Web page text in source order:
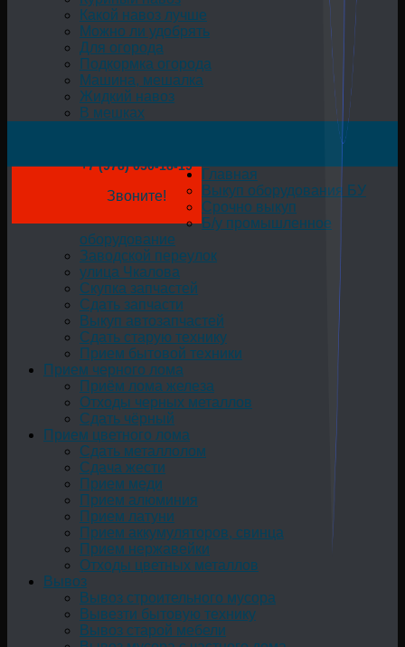
Какой навоз лучше
Можно ли удобрять
Для огорода
Подкормка огорода
Машина, мешалка
Жидкий навоз
В мешках
+7 (978) 050-18-19
Звоните!
Главная
Выкуп оборудования БУ
Срочно выкуп
Б/у промышленное
оборудование
Заводской переулок
улица Чкалова
Скупка запчастей
Сдать запчасти
Выкуп автозапчастей
Сдать старую технику
Прием бытовой техники
Прием черного лома
Приём лома железа
Отходы черных металлов
Сдать чёрный
Прием цветного лома
Сдать металлолом
Сдача жести
Прием меди
Прием алюминия
Прием латуни
Прием аккумуляторов, свинца
Прием нержавейки
Отходы цветных металлов
Вывоз
Вывоз строительного мусора
Вывезти бытовую технику
Вывоз старой мебели